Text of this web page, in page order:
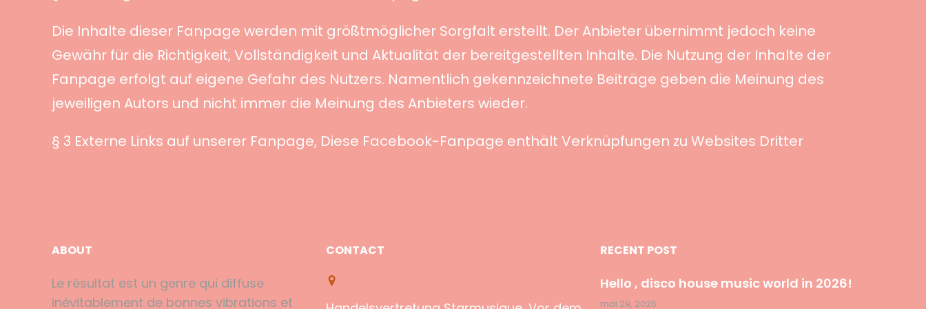
Die Inhalte dieser Fanpage werden mit größtmöglicher Sorgfalt erstellt. Der Anbieter übernimmt jedoch keine
Gewähr für die Richtigkeit, Vollständigkeit und Aktualität der bereitgestellten Inhalte. Die Nutzung der Inhalte der
Fanpage erfolgt auf eigene Gefahr des Nutzers. Namentlich gekennzeichnete Beiträge geben die Meinung des
jeweiligen Autors und nicht immer die Meinung des Anbieters wieder.
§ 3 Externe Links auf unserer Fanpage, Diese Facebook-Fanpage enthält Verknüpfungen zu Websites Dritter
ABOUT
Le résultat est un genre qui diffuse
inévitablement de bonnes vibrations et
CONTACT RECENT POST
Hello , disco house music world in 2026!
mai 29, 2026